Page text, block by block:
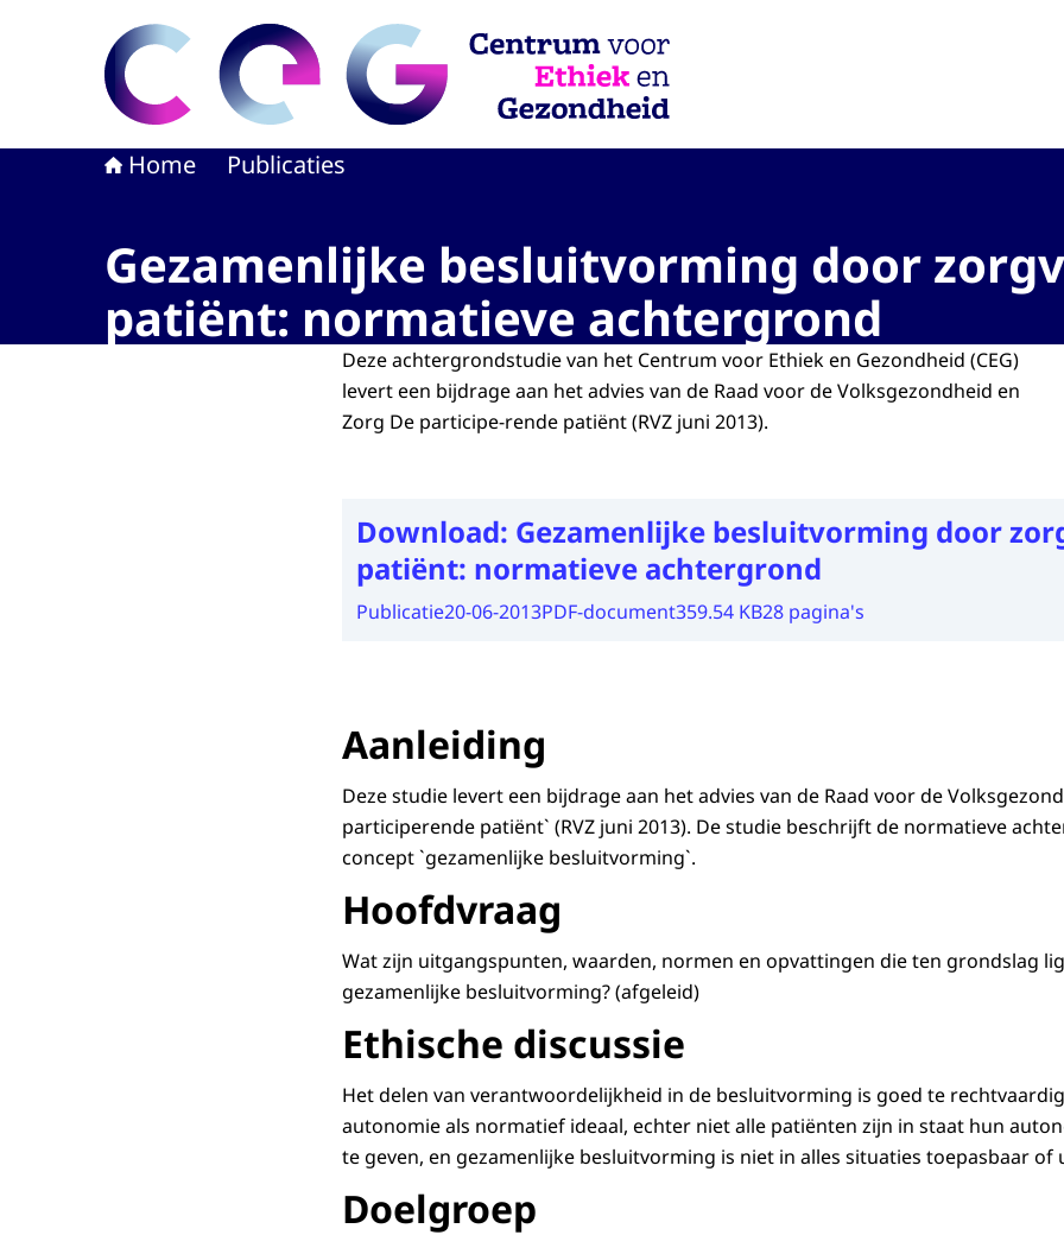
Home Publicaties
Gezamenlijke besluitvorming door
patiënt: normatieve achtergrond
Deze achtergrondstudie van het Centrum voor Ethiek en Gezondheid (CEG)
levert een bijdrage aan het advies van de Raad voor de Volksgezondheid en
Zorg De participe-rende patiënt (RVZ juni 2013).
Download: Gezamenlijke besluitvorming door
patiënt: normatieve achtergrond
Publicatie20-06-2013PDF-document359.54 KB28 pagina's
Aanleiding
Deze studie levert een bijdrage aan het advies van de Raad voor de
participerende patiënt` (RVZ juni 2013). De studie beschrijft de normatieve
concept `gezamenlijke besluitvorming`.
Hoofdvraag
Wat zijn uitgangspunten, waarden, normen en opvattingen die ten grondslag
gezamenlijke besluitvorming? (afgeleid)
Ethische discussie
Het delen van verantwoordelijkheid in de besluitvorming is goed te
autonomie als normatief ideaal, echter niet alle patiënten zijn in staat hun
te geven, en gezamenlijke besluitvorming is niet in alles situaties toepasbaar of
Doelgroep